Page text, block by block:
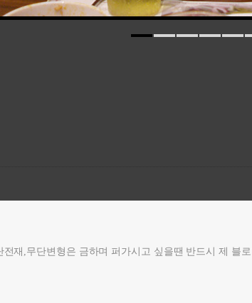
재,무단변형은 금하며 퍼가시고 싶을땐 반드시 제 블